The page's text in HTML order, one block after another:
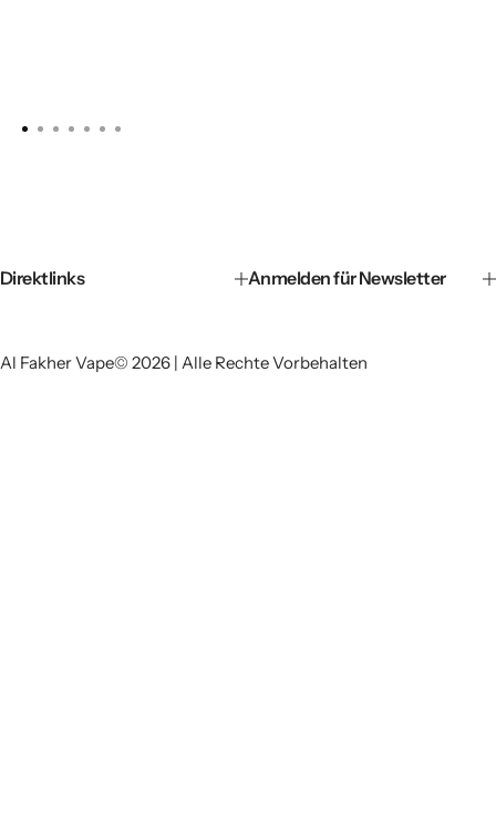
Direktlinks Anmelden für Newsletter
Al Fakher Vape© 2026 | Alle Rechte Vorbehalten